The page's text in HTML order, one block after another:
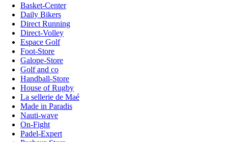
Basket-Center
Daily Bikers
Direct Running
Direct-Volley
Espace Golf
Foot-Store
Galope-Store
Golf and co
Handball-Store
House of Rugby
La sellerie de Maé
Made in Paradis
Nauti-wave
On-Fight
Padel-Expert